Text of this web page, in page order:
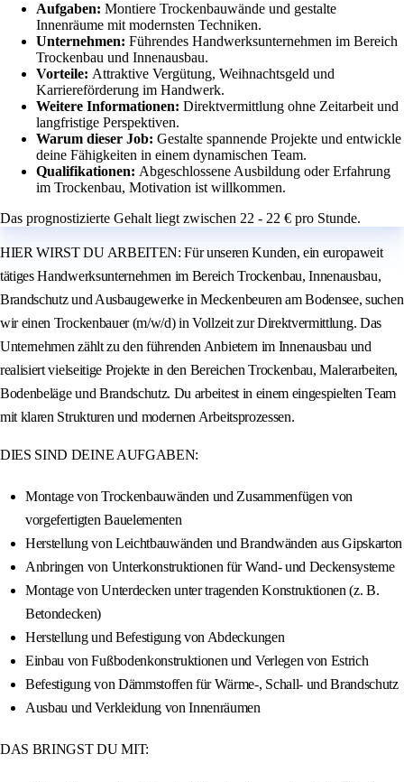
Aufgaben: Montiere Trockenbauwände und gestalte
Innenräume mit modernsten Techniken.
Unternehmen: Führendes Handwerksunternehmen im Bereich
Trockenbau und Innenausbau.
Vorteile: Attraktive Vergütung, Weihnachtsgeld und
Karriereförderung im Handwerk.
Weitere Informationen: Direktvermittlung ohne Zeitarbeit und
langfristige Perspektiven.
Warum dieser Job: Gestalte spannende Projekte und entwickle
deine Fähigkeiten in einem dynamischen Team.
Qualifikationen: Abgeschlossene Ausbildung oder Erfahrung
im Trockenbau, Motivation ist willkommen.
Das prognostizierte Gehalt liegt zwischen 22 - 22 € pro Stunde.
HIER WIRST DU ARBEITEN: Für unseren Kunden, ein europaweit
tätiges Handwerksunternehmen im Bereich Trockenbau, Innenausbau,
Brandschutz und Ausbaugewerke in Meckenbeuren am Bodensee, suchen
wir einen Trockenbauer (m/w/d) in Vollzeit zur Direktvermittlung. Das
Unternehmen zählt zu den führenden Anbietern im Innenausbau und
realisiert vielseitige Projekte in den Bereichen Trockenbau, Malerarbeiten,
Bodenbeläge und Brandschutz. Du arbeitest in einem eingespielten Team
mit klaren Strukturen und modernen Arbeitsprozessen.
DIES SIND DEINE AUFGABEN:
Montage von Trockenbauwänden und Zusammenfügen von
vorgefertigten Bauelementen
Herstellung von Leichtbauwänden und Brandwänden aus Gipskarton
Anbringen von Unterkonstruktionen für Wand- und Deckensysteme
Montage von Unterdecken unter tragenden Konstruktionen (z. B.
Betondecken)
Herstellung und Befestigung von Abdeckungen
Einbau von Fußbodenkonstruktionen und Verlegen von Estrich
Befestigung von Dämmstoffen für Wärme-, Schall- und Brandschutz
Ausbau und Verkleidung von Innenräumen
DAS BRINGST DU MIT: